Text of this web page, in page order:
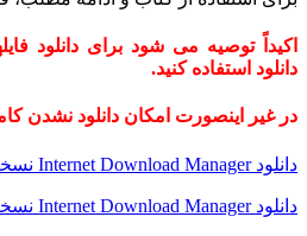
اکیداً توصیه می شود برای دانلود
دانلود استفاده کنید.
در غیر اینصورت امکان دانلود نشدن
دانلود Internet Download Manager نسخه ویندوز
دانلود Internet Download Manager نسخه اندروید